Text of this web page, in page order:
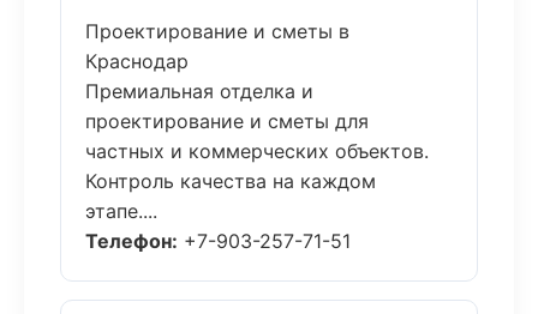
Проектирование и сметы в
Краснодар
Премиальная отделка и
проектирование и сметы для
частных и коммерческих объектов.
Контроль качества на каждом
этапе....
Телефон: +7-903-257-71-51